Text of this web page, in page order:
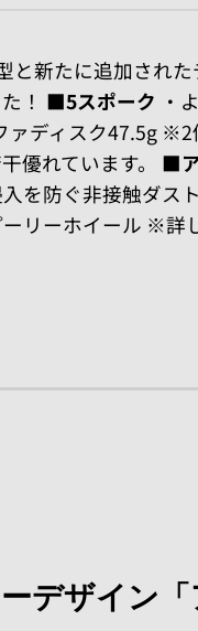
と新たに追加され
！ ■5スポーク ・
ァディスク47.5g
優れています。 ■
を防ぐ非接触ダス
リーホイール ※詳
デザイン